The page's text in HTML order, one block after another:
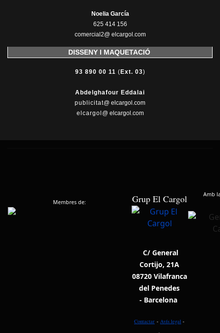
Noelia García
625 414 156
comercial2@ elcargol.com
DISSENY I MAQUETACIÓ
93 890 00 11 ( Ext. 03)
Abdelghafour Eddalai
publicitat@ elcargol.com
elcargol @ elcargol.com
Membres de: Grup El Cargol Amb
C/ General
Cortijo, 21A
08720 Vilafranca
del Penedes
- Barcelona
Contactar - Avís legal -